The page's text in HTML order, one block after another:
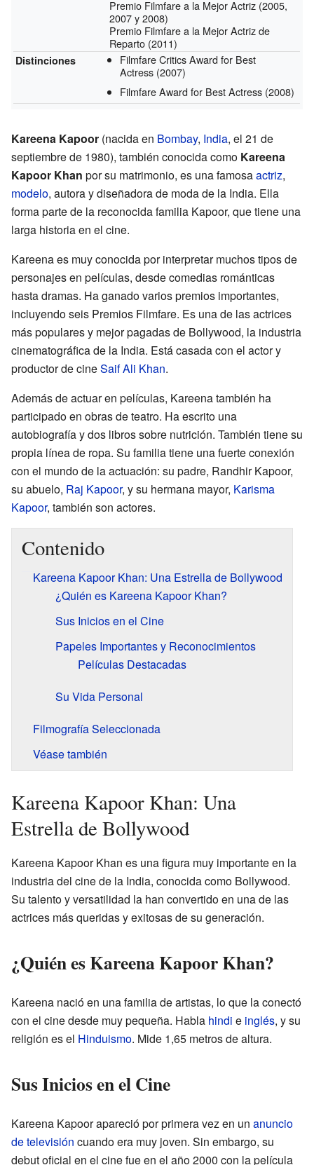
Premio Filmfare a la Mejor Actriz (2005,
2007 y 2008)
Premio Filmfare a la Mejor Actriz de
Reparto (2011)
Distinciones
Filmfare Critics Award for Best
Actress (2007)
Filmfare Award for Best Actress (2008)
Kareena Kapoor (nacida en Bombay, India, el 21 de
septiembre de 1980), también conocida como Kareena
Kapoor Khan por su matrimonio, es una famosaactriz,
modelo, autora y diseñadora de moda de la India. Ella
forma parte de la reconocida familia Kapoor, que tiene una
larga historia en el cine.
Kareena es muy conocida por interpretar muchos tipos de
personajes en películas, desde comedias románticas
hasta dramas. Ha ganado varios premios importantes,
incluyendo seis Premios Filmfare. Es una de las actrices
más populares y mejor pagadas de Bollywood, la industria
cinematográfica de la India. Está casada con el actor y
productor de cineSaif Ali Khan.
Además de actuar en películas, Kareena también ha
participado en obras de teatro. Ha escrito una
autobiografía y dos libros sobre nutrición. También tiene su
propia línea de ropa. Su familia tiene una fuerte conexión
con el mundo de la actuación: su padre, Randhir Kapoor,
su abuelo, Raj Kapoor, y su hermana mayor, Karisma
Kapoor, también son actores.
Contenido
Kareena Kapoor Khan: Una Estrella de Bollywood
¿Quién es Kareena Kapoor Khan?
Sus Inicios en el Cine
Papeles Importantes y Reconocimientos
Películas Destacadas
Su Vida Personal
Filmografía Seleccionada
Véase también
Kareena Kapoor Khan: Una
Estrella de Bollywood
Kareena Kapoor Khan es una figura muy importante en la
industria del cine de la India, conocida como Bollywood.
Su talento y versatilidad la han convertido en una de las
actrices más queridas y exitosas de su generación.
¿Quién es Kareena Kapoor Khan?
Kareena nació en una familia de artistas, lo que la conectó
con el cine desde muy pequeña. Habla hindi e inglés, y su
religión es el Hinduismo. Mide 1,65 metros de altura.
Sus Inicios en el Cine
Kareena Kapoor apareció por primera vez en un anuncio
de televisión cuando era muy joven. Sin embargo, su
debut oficial en el cine fue en el año 2000 con la película